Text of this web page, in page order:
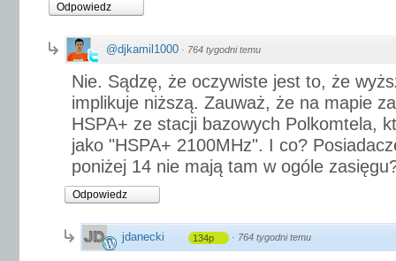
Odpowiedz
@djkamil1000 · 764 tygodni temu
Nie. Sądzę, że oczywiste jest to, że
implikuje niższą. Zauważ, że na mapie
HSPA+ ze stacji bazowych Polkomtela,
jako "HSPA+ 2100MHz". I co?
poniżej 14 nie mają tam w ogóle
Odpowiedz
jdanecki 134p · 764 tygodni temu